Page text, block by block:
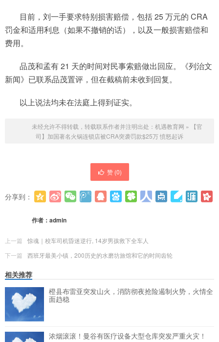
目前，刘一手要求特别损害赔偿，包括 25 万元的 CRA
罚金和适用利息（如果不撤销的话），以及一般损害赔偿和
费用。
品茂和孟有 21 天的时间对民事索赔做出回应。《列治文
新闻》已联系品茂置评，但在截稿前未收到回复。
以上说法均未在法庭上得到证实。
未经允许不得转载，转载联系作者并注明出处： 机遇教育网 »
【官
司】加国著名火锅连锁店被CRA突袭罚款$25万 愤怒起诉
赞 (0)
分享到：
作者： admin
上一篇
惊魂｜校车司机昏迷逆行, 14岁男孩救下全车人
下一篇
西班牙最美小镇，200历史的水磨坊旅馆和它的时间齿轮
相关推荐
橙县布雷亚突发山火，消防彻夜抢险遏制火势，火情全
面趋稳
浓烟滚滚！曼谷有医疗设备大型仓库突发严重火灾！